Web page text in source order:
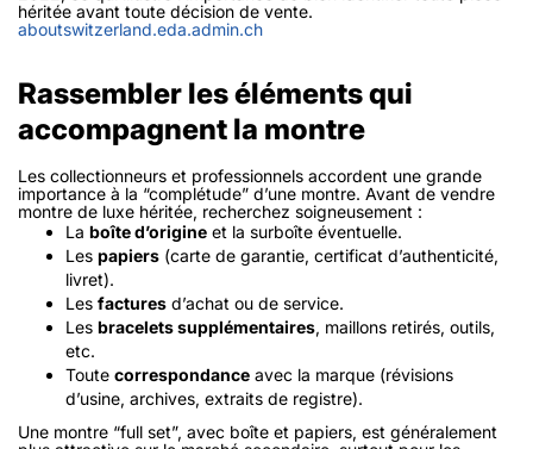
héritée avant toute décision de vente.
aboutswitzerland.eda.admin.ch
Rassembler les éléments qui
accompagnent la montre
Les collectionneurs et professionnels accordent une grande
importance à la “complétude” d’une montre. Avant de vendre
montre de luxe héritée, recherchez soigneusement :
La boîte d’origine et la surboîte éventuelle.
Les papiers (carte de garantie, certificat d’authenticité,
livret).
Les factures d’achat ou de service.
Les bracelets supplémentaires, maillons retirés, outils,
etc.
Toute correspondance avec la marque (révisions
d’usine, archives, extraits de registre).
Une montre “full set”, avec boîte et papiers, est généralement